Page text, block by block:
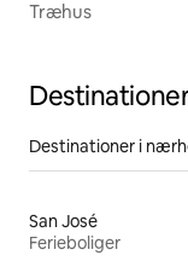
Træhus
Destinationer i
San José
Ferieboliger